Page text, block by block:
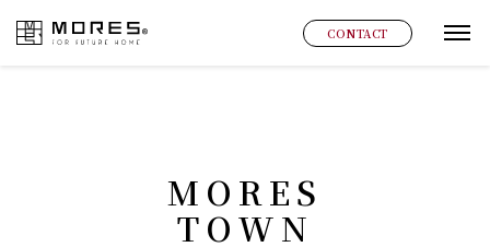
MORES CONTACT グ
MORES
TOWN